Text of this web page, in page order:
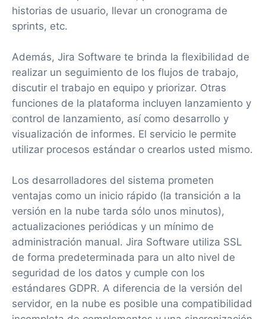
historias de usuario, llevar un cronograma de
sprints, etc.
Además, Jira Software te brinda la flexibilidad de
realizar un seguimiento de los flujos de trabajo,
discutir el trabajo en equipo y priorizar. Otras
funciones de la plataforma incluyen lanzamiento y
control de lanzamiento, así como desarrollo y
visualización de informes. El servicio le permite
utilizar procesos estándar o crearlos usted mismo.
Los desarrolladores del sistema prometen
ventajas como un inicio rápido (la transición a la
versión en la nube tarda sólo unos minutos),
actualizaciones periódicas y un mínimo de
administración manual. Jira Software utiliza SSL
de forma predeterminada para un alto nivel de
seguridad de los datos y cumple con los
estándares GDPR. A diferencia de la versión del
servidor, en la nube es posible una compatibilidad